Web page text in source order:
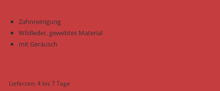
Zahnreinigung
Wildleder, gewebtes Material
mit Geräusch
Lieferzeit:4 bis 7 Tage